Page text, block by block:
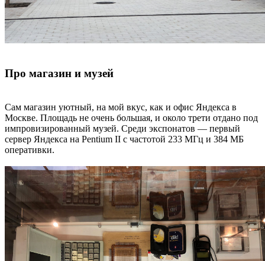
Про магазин и музей
Сам магазин уютный, на мой вкус, как и офис Яндекса в
Москве. Площадь не очень большая, и около трети отдано под
импровизированный музей. Среди экспонатов — первый
сервер Яндекса на Pentium II с частотой 233 МГц и 384 МБ
оперативки.